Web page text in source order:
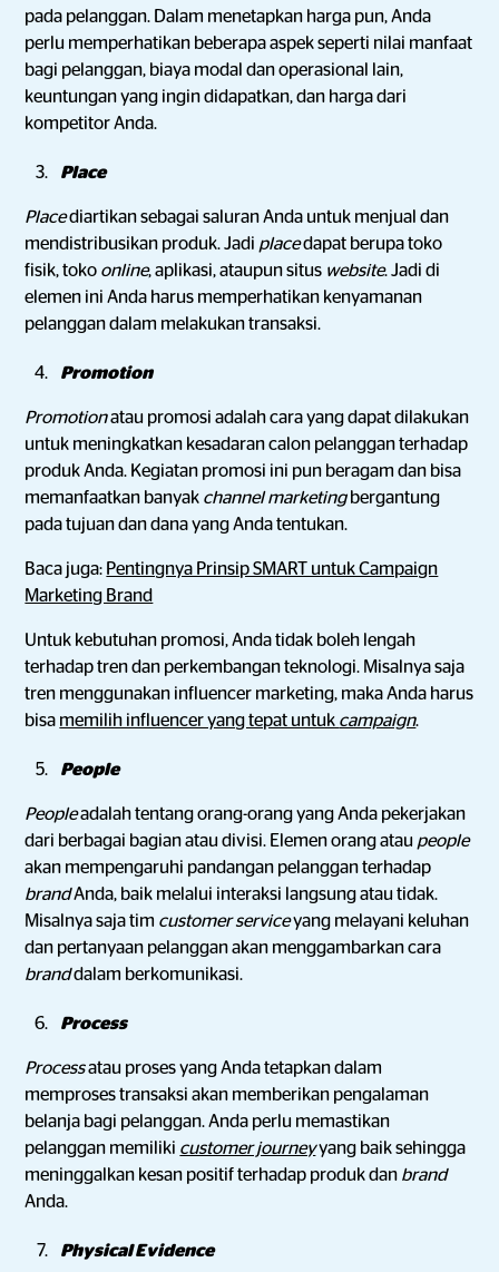
pada pelanggan. Dalam menetapkan harga pun, Anda
perlu memperhatikan beberapa aspek seperti nilai manfaat
bagi pelanggan, biaya modal dan operasional lain,
keuntungan yang ingin didapatkan, dan harga dari
kompetitor Anda.
Place
Placediartikan sebagai saluran Anda untuk menjual dan
mendistribusikan produk. Jadi placedapat berupa toko
fisik, toko online, aplikasi, ataupun situs website. Jadi di
elemen ini Anda harus memperhatikan kenyamanan
pelanggan dalam melakukan transaksi.
Promotion
Promotionatau promosi adalah cara yang dapat dilakukan
untuk meningkatkan kesadaran calon pelanggan terhadap
produk Anda. Kegiatan promosi ini pun beragam dan bisa
memanfaatkan banyak channel marketing bergantung
pada tujuan dan dana yang Anda tentukan.
Baca juga: Pentingnya Prinsip SMART untuk Campaign
Marketing Brand
Untuk kebutuhan promosi, Anda tidak boleh lengah
terhadap tren dan perkembangan teknologi. Misalnya saja
tren menggunakan influencer marketing, maka Anda harus
bisa memilih influencer yang tepat untuk campaign.
People
Peopleadalah tentang orang-orang yang Anda pekerjakan
dari berbagai bagian atau divisi. Elemen orang atau people
akan mempengaruhi pandangan pelanggan terhadap
brandAnda, baik melalui interaksi langsung atau tidak.
Misalnya saja tim customer serviceyang melayani keluhan
dan pertanyaan pelanggan akan menggambarkan cara
branddalam berkomunikasi.
Process
Processatau proses yang Anda tetapkan dalam
memproses transaksi akan memberikan pengalaman
belanja bagi pelanggan. Anda perlu memastikan
pelanggan memiliki customer journeyyang baik sehingga
meninggalkan kesan positif terhadap produk dan brand
Anda.
Physical Evidence